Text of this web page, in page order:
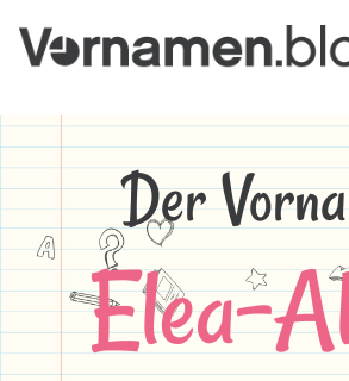
Der
Elea-